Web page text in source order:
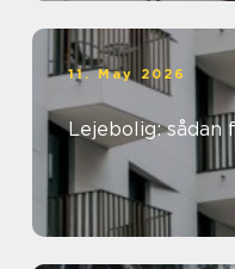
11. May 2026
Lejebolig: